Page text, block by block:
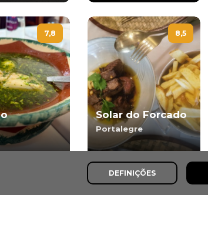
7,8 8,5
Solar do Forcado
Portalegre
DEFINIÇÕES